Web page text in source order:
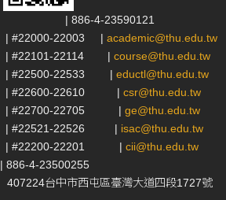
| 886-4-23590121
| #22000-22003 | academic@thu.edu.tw
| #22101-22114 | course@thu.edu.tw
| #22500-22533 | eductl@thu.edu.tw
| #22600-22610 | csr@thu.edu.tw
| #22700-22705 | ge@thu.edu.tw
| #22521-22526 | isac@thu.edu.tw
| #22200-22201 | cii@thu.edu.tw
| 886-4-23500255
407224台中市西屯區臺灣大道四段1727號